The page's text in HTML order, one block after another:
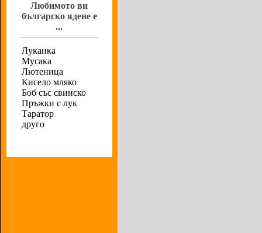
Любимото ви
българско ядене е
...
Луканка
Мусака
Лютеница
Кисело мляко
Боб със свинско
Пръжки с лук
Таратор
друго